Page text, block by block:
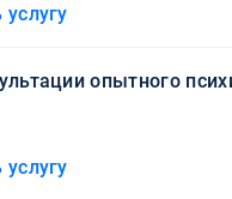
опытного